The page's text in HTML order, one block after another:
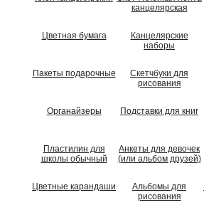
канцелярская
Цветная бумага
Канцелярские
наборы
Пакеты подарочные
Скетчбуки для
рисования
Органайзеры Подставки для книг
Пластилин для
школы обычный
Анкеты для девочек
(или альбом друзей)
Цветные карандаши
Альбомы для
рисования